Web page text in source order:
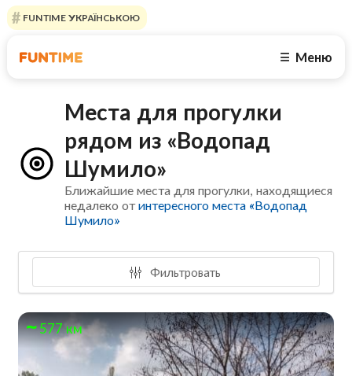
FUNTIME УКРАЇНСЬКОЮ
☰ Меню
Места для прогулки
рядом из «Водопад
Шумило»
Ближайшие места для прогулки, находящиеся
недалеко отинтересного места «Водопад
Шумило»
Фильтровать
577 км